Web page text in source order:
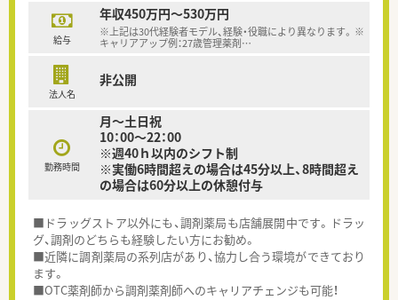
給与
年収450万円～530万円
※上記は30代経験者モデル、経験・役職により異なります。 ※
キャリアアップ例：27歳管理薬剤…
法人名
非公開
勤務時間
月～土日祝
10：00～22：00
※週40ｈ以内のシフト制
※実働6時間超えの場合は45分以上、8時間超え
の場合は60分以上の休憩付与
■ドラッグストア以外にも、調剤薬局も店舗展開中です。ドラッ
グ、調剤のどちらも経験したい方にお勧め。
■近隣に調剤薬局の系列店があり、協力し合う環境ができており
ます。
■OTC薬剤師から調剤薬剤師へのキャリアチェンジも可能！